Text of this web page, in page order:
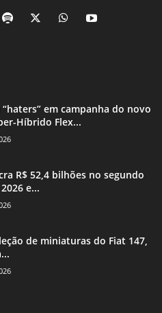
“haters” em campanha do novo
Híbrido Flex...
R$ 52,4 bilhões no segundo
e...
de miniaturas do Fiat 147,